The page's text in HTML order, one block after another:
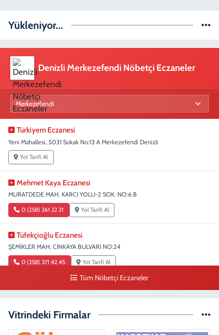
Yükleniyor...
Denizli Merkezefendi Nöbetçi Eczaneler
Türkiyem Eczanesi
Yeni Mahallesi, 5031 Sokak No:13 A Merkezefendi Denizli
Yol Tarifi Al
Mehmet Kaya Eczanesi
MURATDEDE MAH. KARCI YOLU-2 SOK. NO:6 B
0 (258) 261 22 21 Yol Tarifi Al
Tüfekçioğlu Eczanesi
ŞEMİKLER MAH. CİNKAYA BULVARI NO:24
0 (258) 371 42 45 Yol Tarifi Al
Tüm Nöbetçi Eczaneler
Vitrindeki Firmalar